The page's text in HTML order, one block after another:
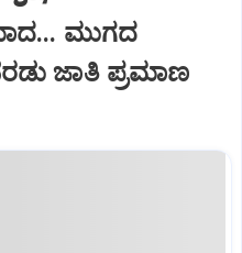
ಮುಗದ
ಜಾತಿ ಪ್ರಮಾಣ